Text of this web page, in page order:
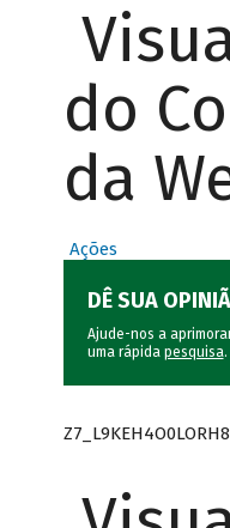
do
da
Ações
DÊ SUA
Ajude-nos a
uma rápida pesquisa.